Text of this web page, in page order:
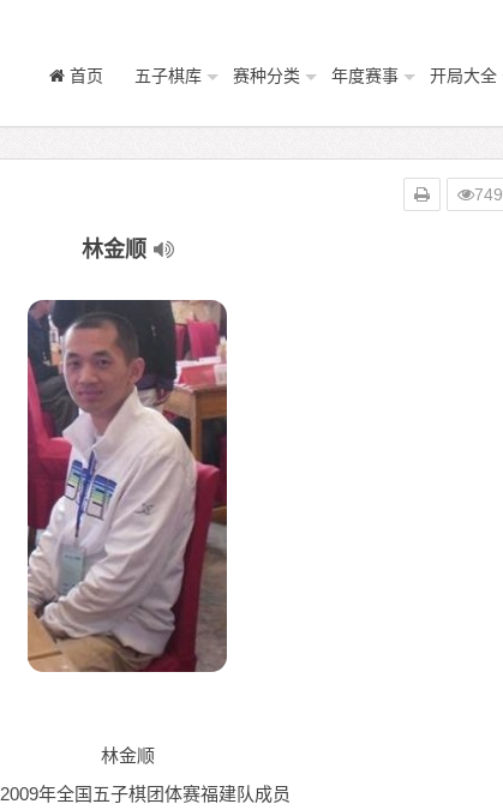
首页 五子棋库 赛种分类 年度赛事 开局大全
林金顺
林金顺
2009年全国五子棋团体赛福建队成员
749